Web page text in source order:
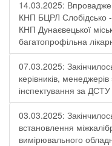
14.03.2025:
КНП БЦРЛ Слобідсько -
КНП Дунаєвецької
багатопрофільна
07.03.2025:
керівників, менеджерів
інспектування за
03.03.2025:
встановлення
вимірювального